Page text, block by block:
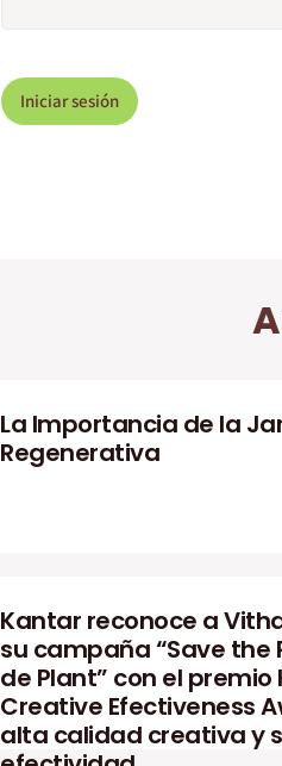
Iniciar sesión
La Importancia de la
Regenerativa
Kantar reconoce a
su campaña “Save the
de Plant” con el premio
Creative Efectiveness
alta calidad creativa y